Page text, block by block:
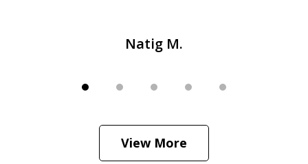
Natig M.
View More